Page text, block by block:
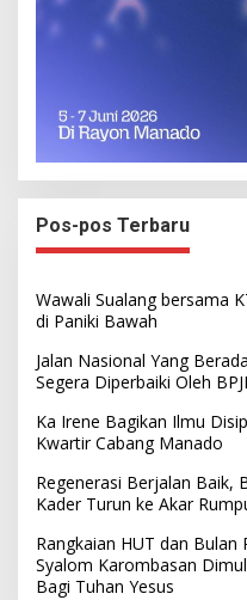
Pos-pos Terbaru
Wawali Sualang bersama
di Paniki Bawah
Jalan Nasional Yang
Segera Diperbaiki Oleh
Ka Irene Bagikan Ilmu
Kwartir Cabang Manado
Regenerasi Berjalan Baik,
Kader Turun ke Akar
Rangkaian HUT dan Bulan
Syalom Karombasan
Bagi Tuhan Yesus